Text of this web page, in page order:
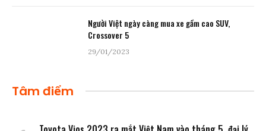
Người Việt ngày càng mua xe gầm cao SUV,
Crossover 5
29/01/2023
Tâm điểm